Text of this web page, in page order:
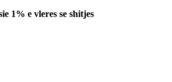
1% e vleres se shitjes